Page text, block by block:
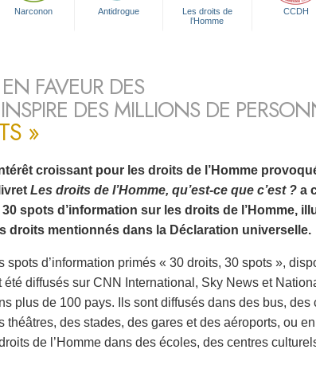
Narconon Antidrogue
Les droits de
l’Homme
CCDH
FAVEUR DES
DES MILLIONS DE
»
croissant pour les droits de l’Homme
Les droits de l’Homme, qu’est-ce que c’est ? a
30 spots d’information sur les droits de l’Homme,
droits mentionnés dans la Déclaration universelle.
spots d’information primés « 30 droits, 30 spots »,
été diffusés sur CNN International, Sky News et
plus de 100 pays. Ils sont diffusés dans des bus, des
théâtres, des stades, des gares et des aéroports, ou
de l’Homme dans des écoles, des centres